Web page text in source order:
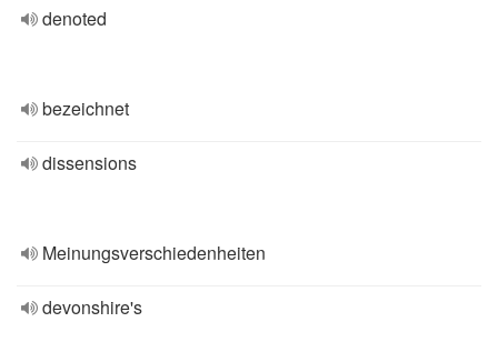
denoted
bezeichnet
dissensions
Meinungsverschiedenheiten
devonshire's